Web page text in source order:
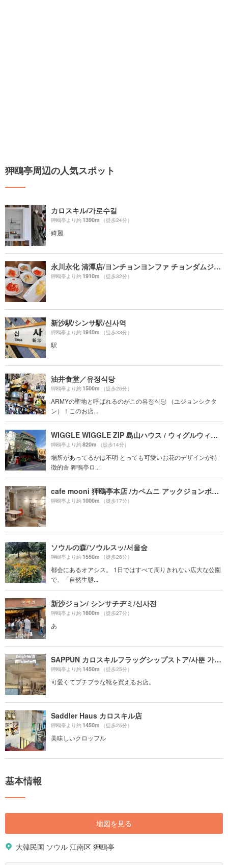
狎鴎亭周辺の人気スポット
カロスキル/가로수길
狎鴎亭より約1390m （徒歩24分）
綺麗
永川永化 清潭店/ヨンチョンヨンファ チョンダムジョム/영천영화 청담점
狎鴎亭より約1910m （徒歩32分）
新沙駅/シンサ駅/신사역
狎鴎亭より約1940m （徒歩33分）
駅
油井食堂／유정식당
狎鴎亭より約1500m （徒歩25分）
ARMYの聖地と呼ばれるのがこの유정식당 （ユジョンシクタ
ン）！このお店...
WIGGLE WIGGLE ZIP 島山ハウス / ウィグルウィグルチッ トサンハウス / 위글위글집 도산하우스
狎鴎亭より約820m （徒歩14分）
場所があってるかは不明 とっても可愛いお花のデザインが特
徴的🌼 狎鴨亭ロ...
cafe mooni 狎鴎亭本店 /カペムニ アックジョンポンジョム / 카페무니 압구정본점
狎鴎亭より約1000m （徒歩17分）
ソウルの森/ソウルスッ/서울숲
狎鴎亭より約1550m （徒歩26分）
都会にあるオアシス。 1日ではすべて周りきれない広大な公園
で、「自然生態...
新沙ジョン/ シンサチヂミ/신사전
狎鴎亭より約1600m （徒歩27分）
あ
SAPPUN カロスキルフラッグシップストア/사뿐 가로수길플래그십스토어
狎鴎亭より約1450m （徒歩25分）
可愛くてプチプラな靴を買えるお店。
Saddler Haus カロスキル店
狎鴎亭より約1450m （徒歩25分）
美味しいクロッフル
基本情報
地図を見る
大韓民国 ソウル 江南区 狎鴎亭